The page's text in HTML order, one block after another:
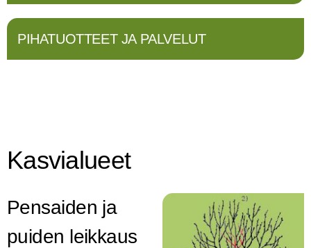
PIHATUOTTEET JA PALVELUT
Kasvialueet
Pensaiden ja
puiden leikkaus